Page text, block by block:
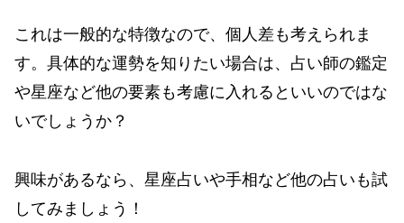
これは一般的な特徴なので、個人差も考えられま
す。具体的な運勢を知りたい場合は、占い師の鑑定
や星座など他の要素も考慮に入れるといいのではな
いでしょうか？
興味があるなら、星座占いや手相など他の占いも試
してみましょう！